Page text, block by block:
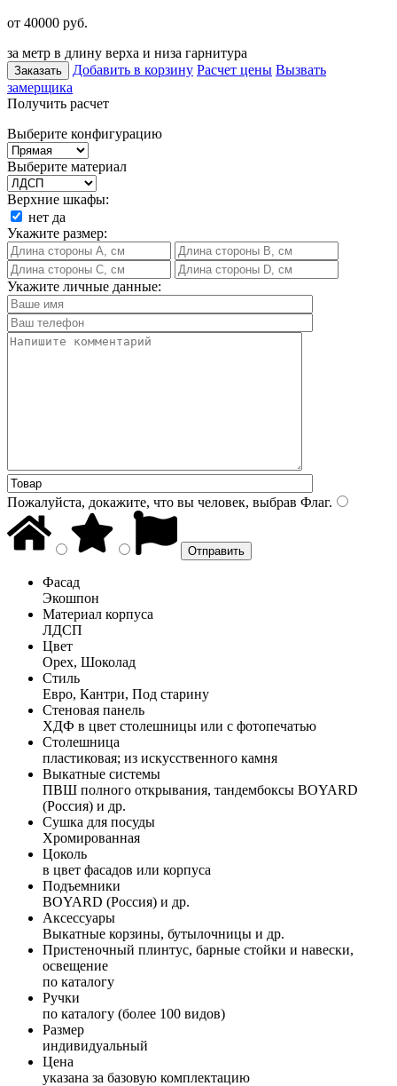
от 40000 руб.
за метр в длину верха и низа гарнитура
Заказать Добавить в корзину Расчет цены Вызвать
замерщика
Получить расчет
Выберите конфигурацию
Выберите материал
Верхние шкафы:
нет да
Укажите размер:
Укажите личные данные:
Пожалуйста, докажите, что вы человек, выбрав Флаг.
Фасад
Экошпон
Материал корпуса
ЛДСП
Цвет
Орех, Шоколад
Стиль
Евро, Кантри, Под старину
Стеновая панель
ХДФ в цвет столешницы или с фотопечатью
Столешница
пластиковая; из искусственного камня
Выкатные системы
ПВШ полного открывания, тандембоксы BOYARD
(Россия) и др.
Сушка для посуды
Хромированная
Цоколь
в цвет фасадов или корпуса
Подъемники
BOYARD (Россия) и др.
Аксессуары
Выкатные корзины, бутылочницы и др.
Пристеночный плинтус, барные стойки и навески,
освещение
по каталогу
Ручки
по каталогу (более 100 видов)
Размер
индивидуальный
Цена
указана за базовую комплектацию